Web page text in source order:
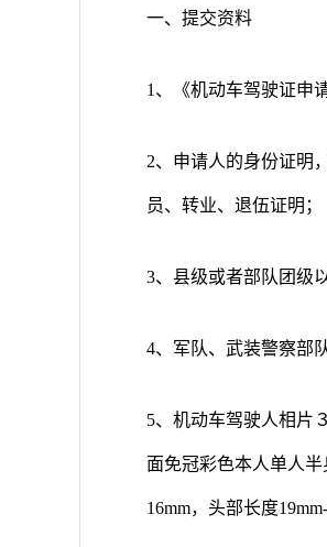
一、提交资料
1、《机动车驾驶证申
2、申请人的身份证明
员、转业、退伍证明；
3、县级或者部队团级
4、军队、武装警察部
5、机动车驾驶人相片
面免冠彩色本人单人
16mm，头部长度